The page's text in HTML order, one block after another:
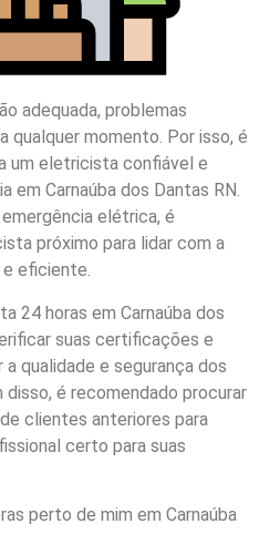
adequada, problemas
qualquer momento. Por isso, é
um eletricista confiável e
em Carnaúba dos Dantas RN.
elétrica, é
próximo para lidar com a
eficiente.
24 horas em Carnaúba dos
suas certificações e
qualidade e segurança dos
é recomendado procurar
clientes anteriores para
certo para suas
perto de mim em Carnaúba